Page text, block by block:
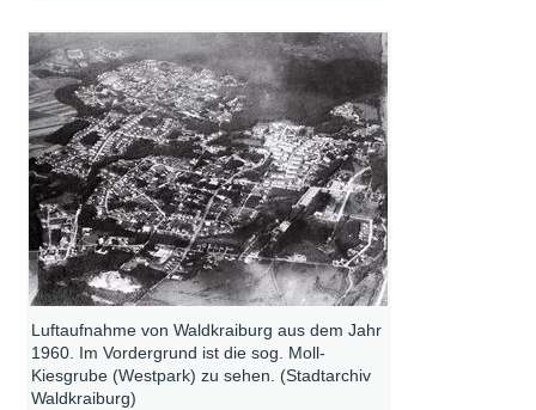
Luftaufnahme von Waldkraiburg aus dem Jahr
1960. Im Vordergrund ist die sog. Moll-
Kiesgrube (Westpark) zu sehen. (Stadtarchiv
Waldkraiburg)